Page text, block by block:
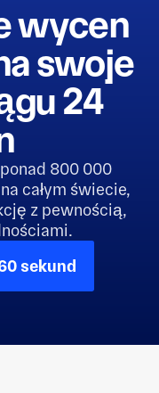
wycen
swoje
24
800 000
całym świecie,
z pewnością,
sekund